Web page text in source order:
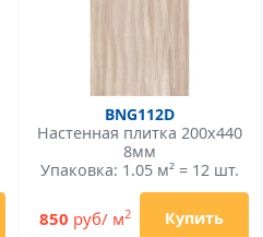
BNG112D
Настенная плитка 200x440
8мм
Упаковка: 1.05 м² = 12 шт.
850 руб/ м2 Купить